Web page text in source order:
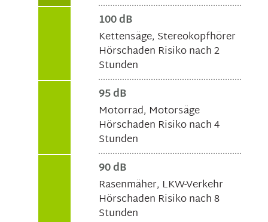
100 dB
Kettensäge, Stereokopfhörer
Hörschaden Risiko nach 2
Stunden
95 dB
Motorrad, Motorsäge
Hörschaden Risiko nach 4
Stunden
90 dB
Rasenmäher, LKW-Verkehr
Hörschaden Risiko nach 8
Stunden